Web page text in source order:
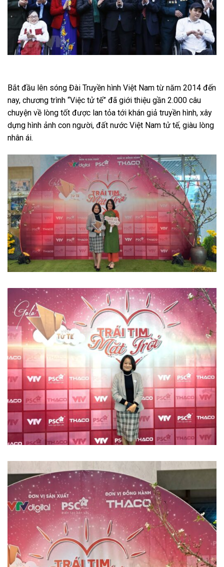
Bắt đầu lên sóng Đài Truyền hình Việt Nam từ năm 2014 đến
nay, chương trình “Việc tử tế” đã giới thiệu gần 2.000 câu
chuyện về lòng tốt được lan tỏa tới khán giả truyền hình, xây
dựng hình ảnh con người, đất nước Việt Nam tử tế, giàu lòng
nhân ái.